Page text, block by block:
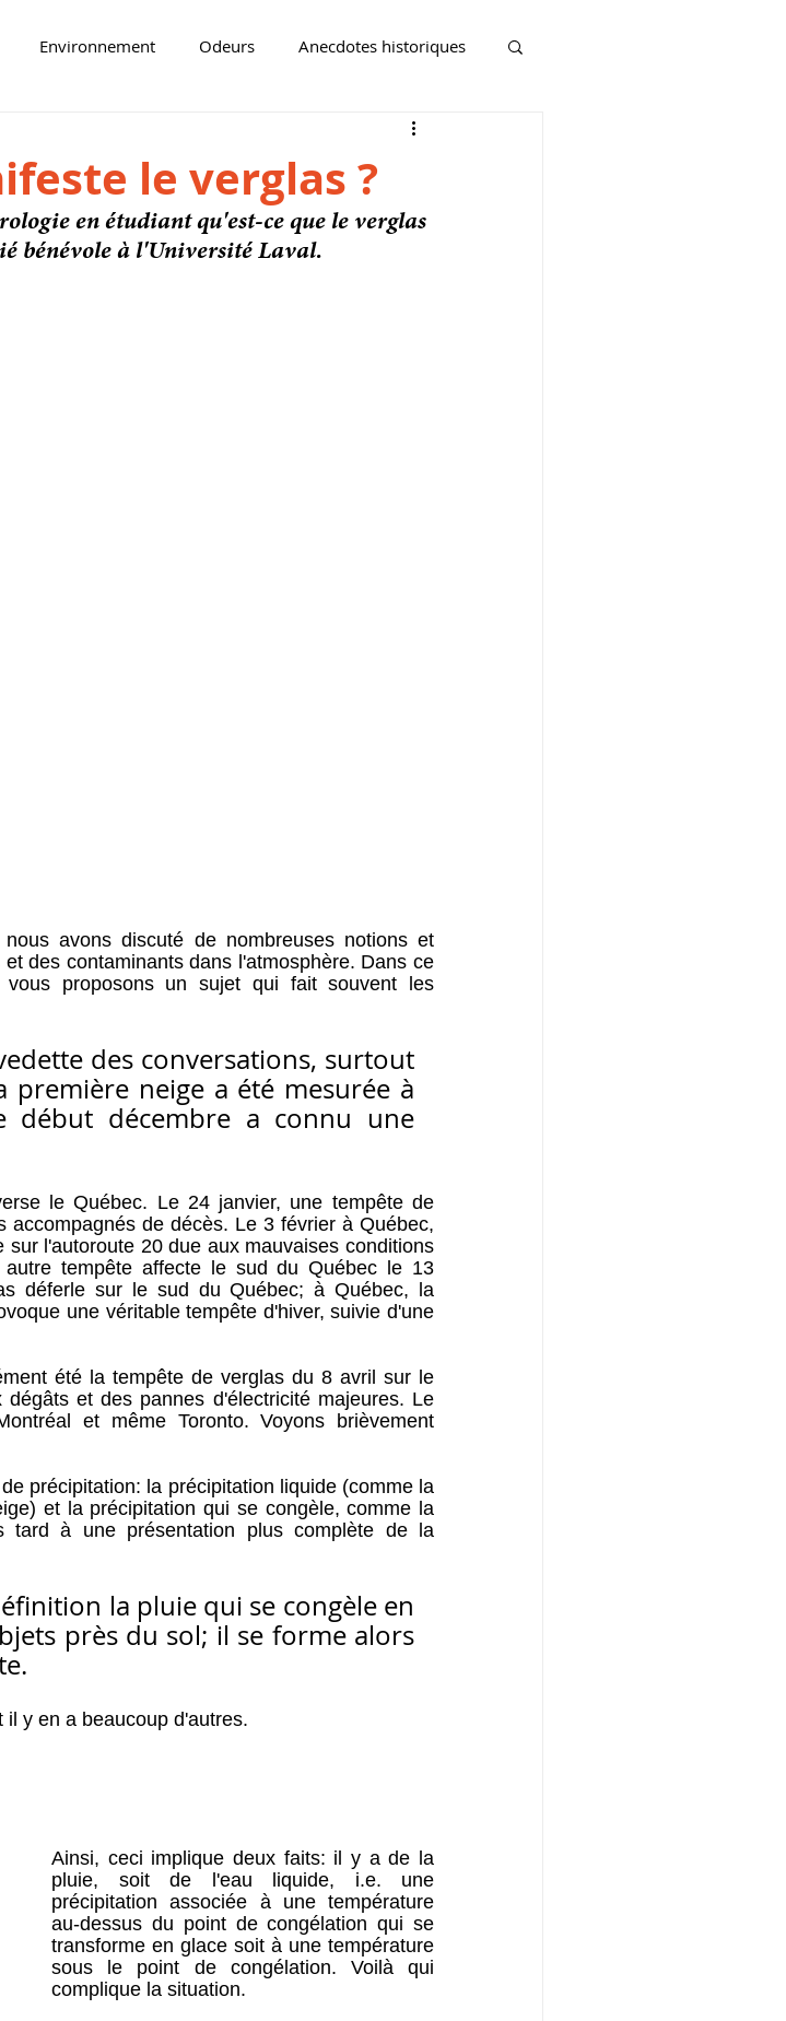
Environnement Odeurs Anecdotes historiques
le verglas ?
en étudiant qu'est-ce que le verglas
bénévole à l'Université Laval.
avons discuté de nombreuses notions et
des contaminants dans l'atmosphère. Dans ce
proposons un sujet qui fait souvent les
des conversations, surtout
première neige a été mesurée à
début décembre a connu une
le Québec. Le 24 janvier, une tempête de
de décès. Le 3 février à Québec,
l'autoroute 20 due aux mauvaises conditions
tempête affecte le sud du Québec le 13
déferle sur le sud du Québec; à Québec, la
une véritable tempête d'hiver, suivie d'une
été la tempête de verglas du 8 avril sur le
et des pannes d'électricité majeures. Le
et même Toronto. Voyons brièvement
précipitation: la précipitation liquide (comme la
et la précipitation qui se congèle, comme la
tard à une présentation plus complète de la
la pluie qui se congèle en
près du sol; il se forme alors
y en a beaucoup d'autres.
Ainsi, ceci implique deux faits: il y a de la
pluie, soit de l'eau liquide, i.e. une
précipitation associée à une température
au-dessus du point de congélation qui se
transforme en glace soit à une température
sous le point de congélation. Voilà qui
complique la situation.